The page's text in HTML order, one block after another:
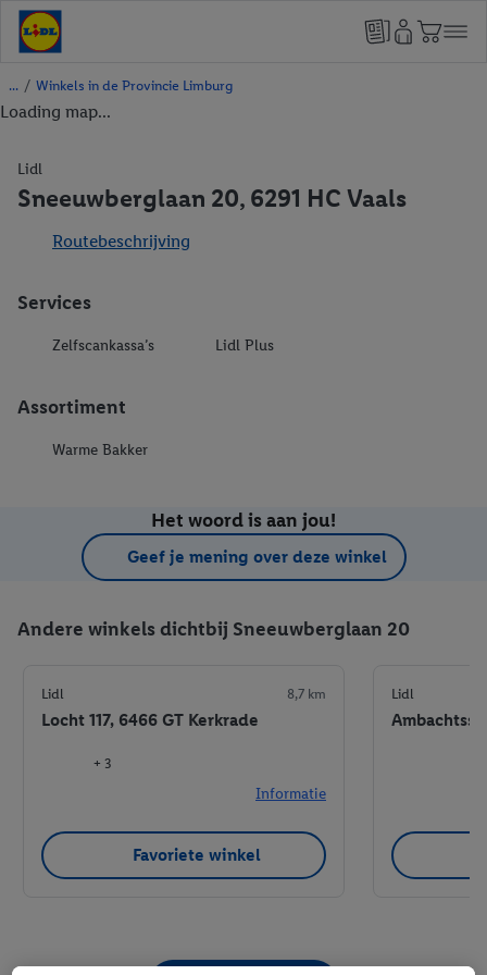
/ Winkels in de Provincie Limburg
Loading map...
Lidl
Sneeuwberglaan 20, 6291 HC Vaals
Routebeschrijving
Services
Zelfscankassa’s Lidl Plus
Assortiment
Warme Bakker
Het woord is aan jou!
Geef je mening over deze winkel
Andere winkels dichtbij Sneeuwberglaan 20
Lidl 8,7 km
Locht 117, 6466 GT Kerkrade
+ 3
Informatie
Favoriete winkel
Lidl